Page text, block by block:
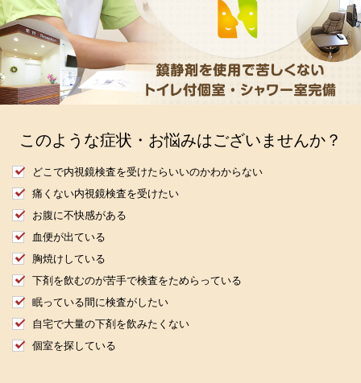
このような症状・お悩みはございませんか？
どこで内視鏡検査を受けたらいいのかわからない
痛くない内視鏡検査を受けたい
お腹に不快感がある
血便が出ている
胸焼けしている
下剤を飲むのが苦手で検査をためらっている
眠っている間に検査がしたい
自宅で大量の下剤を飲みたくない
個室を探している